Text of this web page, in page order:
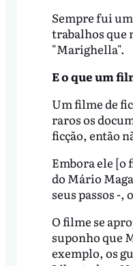
Sempre fui
trabalhos que
"Marighella".
E o que um
Um filme de
raros os
ficção, então
Embora ele [o
do Mário
seus passos -
O filme se
suponho que
exemplo, os